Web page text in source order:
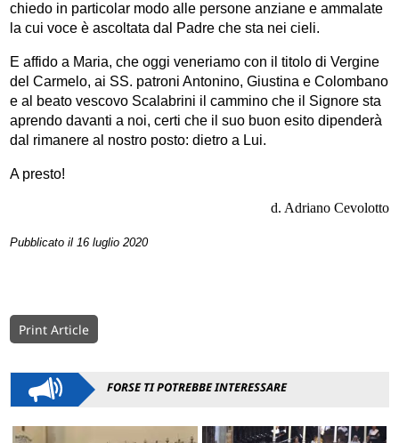
chiedo in particolar modo alle persone anziane e ammalate
la cui voce è ascoltata dal Padre che sta nei cieli.
E affido a Maria, che oggi veneriamo con il titolo di Vergine
del Carmelo, ai SS. patroni Antonino, Giustina e Colombano
e al beato vescovo Scalabrini il cammino che il Signore sta
aprendo davanti a noi, certi che il suo buon esito dipenderà
dal rimanere al nostro posto: dietro a Lui.
A presto!
d. Adriano Cevolotto
Pubblicato il 16 luglio 2020
Print Article
FORSE TI POTREBBE INTERESSARE